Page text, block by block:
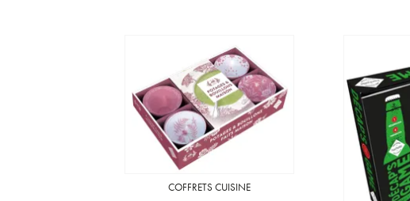
COFFRETS CUISINE